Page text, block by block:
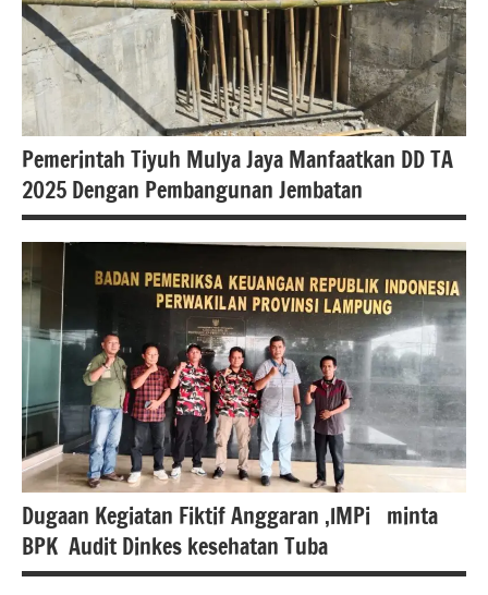
Berita
tulang
bawang
Pemerintah Tiyuh Mulya Jaya Manfaatkan DD TA
2025 Dengan Pembangunan Jembatan
Berita
lampung
berita
nasional
Berita
tulang
bawang
Dugaan Kegiatan Fiktif Anggaran ,lMPi minta
BPK Audit Dinkes kesehatan Tuba